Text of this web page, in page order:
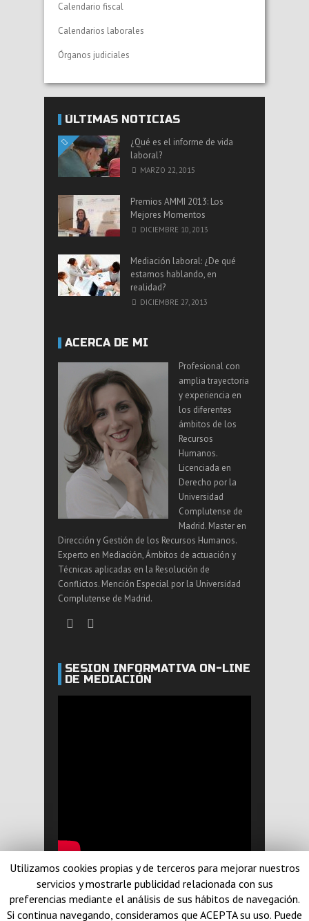
Calendario fiscal
Calendarios laborales
Órganos judiciales
ÚLTIMAS NOTICIAS
¿Qué es el informe de vida
laboral?
MARZO 22, 2015
Premios AMMI 2013: Los
Mejores Momentos
DICIEMBRE 10, 2013
Mediación laboral: ¿De qué
estamos hablando, en
realidad?
DICIEMBRE 27, 2013
ACERCA DE MI
Profesional con
amplia trayectoria
y experiencia en
los diferentes
ámbitos de los
Recursos
Humanos.
Licenciada en
Derecho por la
Universidad
Complutense de
Madrid. Master en
Dirección y Gestión de los Recursos Humanos.
Experto en Mediación, Ámbitos de actuación y
Técnicas aplicadas en la Resolución de
Conflictos. Mención Especial por la Universidad
Complutense de Madrid.
SESIÓN INFORMATIVA ON-LINE
DE MEDIACIÓN
© Yolanda Ramirez 2014. Diseño realizado por
Utilizamos cookies propias y de terceros para mejorar nuestros
servicios y mostrarle publicidad relacionada con sus
preferencias mediante el análisis de sus hábitos de navegación.
Si continua navegando, consideramos que ACEPTA su uso. Puede